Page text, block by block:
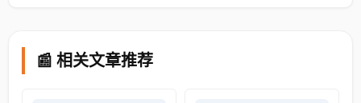
📰 相关文章推荐